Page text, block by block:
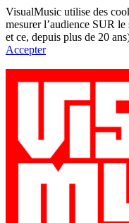
VisualMusic utilise des
mesurer l’audience SUR
et ce, depuis plus de 20
Accepter